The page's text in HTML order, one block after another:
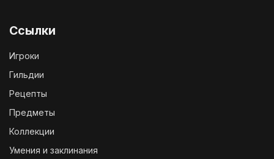
Ссылки
Игроки
Гильдии
Рецепты
Предметы
Коллекции
Умения и заклинания